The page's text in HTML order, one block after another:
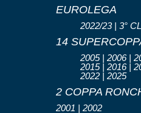
EUROLEGA
2022/23 | 3°
14
2005 | 2006 |
2015 | 2016 |
2022 | 2025
2 COPPA
2001 | 2002